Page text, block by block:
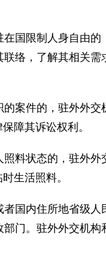
国限制人身自由
络，了解其相关
案件的，驻外外
障其诉讼权利。
料状态的，驻外
生活照料。
国内住所地省级
门。驻外外交机